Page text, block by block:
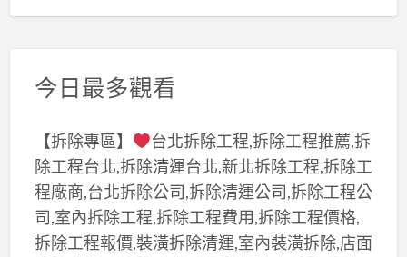
今日最多觀看
【拆除專區】
台北拆除工程,拆除工程推薦,拆
除工程台北,拆除清運台北,新北拆除工程,拆除工
程廠商,台北拆除公司,拆除清運公司,拆除工程公
司,室內拆除工程,拆除工程費用,拆除工程價格,
拆除工程報價,裝潢拆除清運,室內裝潢拆除,店面